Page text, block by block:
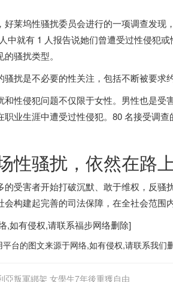
好莱坞性骚扰委员会进行的一项调查发
中就有 1 人报告说她们曾遭受过性侵犯
骚扰类型。
骚扰是不必要的性关注，包括不断被要求
和性侵犯问题不仅限于女性。男性也是
职业生涯中遭受过性侵犯。80 名接受调
性骚扰，依然在路
的受害者开始打破沉默、敢于维权，反
会构建起完善的司法保障，在全社会范围
,如有侵权,请联系福步网络删除]
平台的图文来源于网络,如有侵权,请联系我们
遭奈及利亞叛軍綁架 女學生7年後重獲自由